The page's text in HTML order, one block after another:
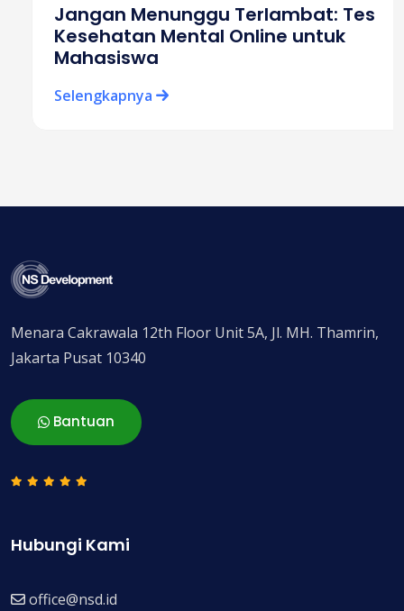
Jangan Menunggu Terlambat: Tes
Kesehatan Mental Online untuk
Mahasiswa
Selengkapnya
Menara Cakrawala 12th Floor Unit 5A, Jl. MH. Thamrin,
Jakarta Pusat 10340
Bantuan
Hubungi Kami
office@nsd.id